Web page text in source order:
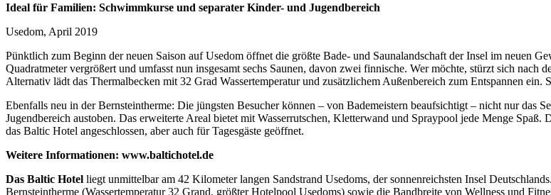
Ideal für Familien: Schwimmkurse und separater Kinder- und Jugendbereich
Usedom, April 2019
Pünktlich zum Beginn der neuen Saison auf Usedom öffnet die größte Bade- und Saunalandschaft der Insel im neuen
Quadratmeter vergrößert und umfasst nun insgesamt sechs Saunen, davon zwei finnische. Wer möchte, stürzt sich nach
Alternativ lädt das Thermalbecken mit 32 Grad Wassertemperatur und zusätzlichem Außenbereich zum Entspannen
Ebenfalls neu in der Bernsteintherme: Die jüngsten Besucher können – von Bademeistern beaufsichtigt – nicht nur das
Jugendbereich austoben. Das erweiterte Areal bietet mit Wasserrutschen, Kletterwand und Spraypool jede Menge
das Baltic Hotel angeschlossen, aber auch für Tagesgäste geöffnet.
Weitere Informationen: www.baltichotel.de
Das Baltic Hotel liegt unmittelbar am 42 Kilometer langen Sandstrand Usedoms, der sonnenreichsten Insel
Bernsteintherme (Wassertemperatur 32 Grand, größter Hotelpool Usedoms) sowie die Bandbreite von Wellness und